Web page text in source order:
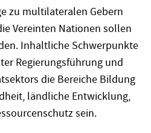
zu multilateralen Gebern
Vereinten Nationen sollen
Inhaltliche Schwerpunkte
Regierungsführung und
die Bereiche Bildung
ländliche Entwicklung,
sein.